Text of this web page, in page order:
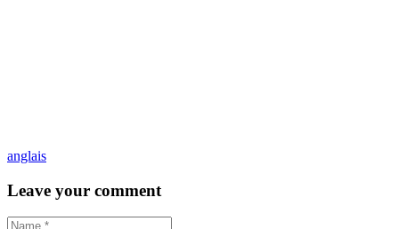
anglais
Leave your comment